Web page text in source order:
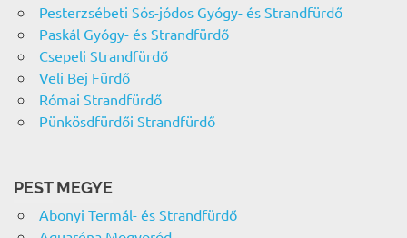
Pesterzsébeti Sós-jódos Gyógy- és Strandfürdő
Paskál Gyógy- és Strandfürdő
Csepeli Strandfürdő
Veli Bej Fürdő
Római Strandfürdő
Pünkösdfürdői Strandfürdő
PEST MEGYE
Abonyi Termál- és Strandfürdő